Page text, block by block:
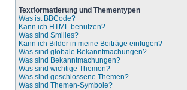
Textformatierung und Thementypen
Was ist BBCode?
Kann ich HTML benutzen?
Was sind Smilies?
Kann ich Bilder in meine Beiträge einfügen?
Was sind globale Bekanntmachungen?
Was sind Bekanntmachungen?
Was sind wichtige Themen?
Was sind geschlossene Themen?
Was sind Themen-Symbole?